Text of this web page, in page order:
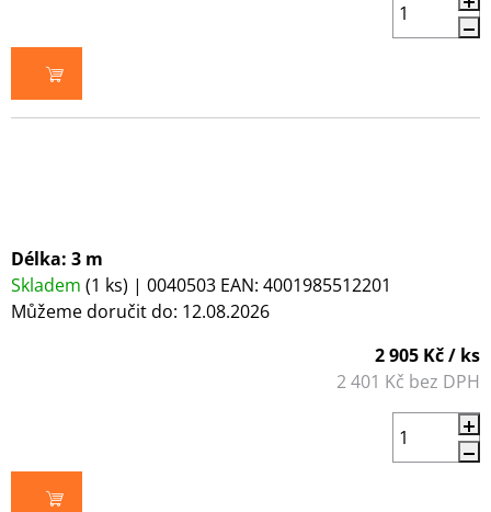
DO KOŠÍKU
Délka: 3 m
Skladem (1 ks) | 0040503 EAN: 4001985512201
Můžeme doručit do: 12.08.2026
2 905 Kč/ ks
2 401 Kč bez DPH
DO KOŠÍKU